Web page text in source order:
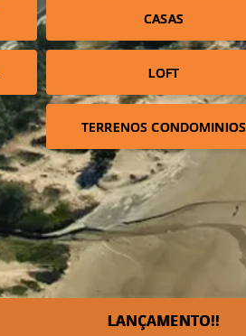
CASAS
LOFT
TERRENOS CONDOMINIOS
LANÇAMENTO!!